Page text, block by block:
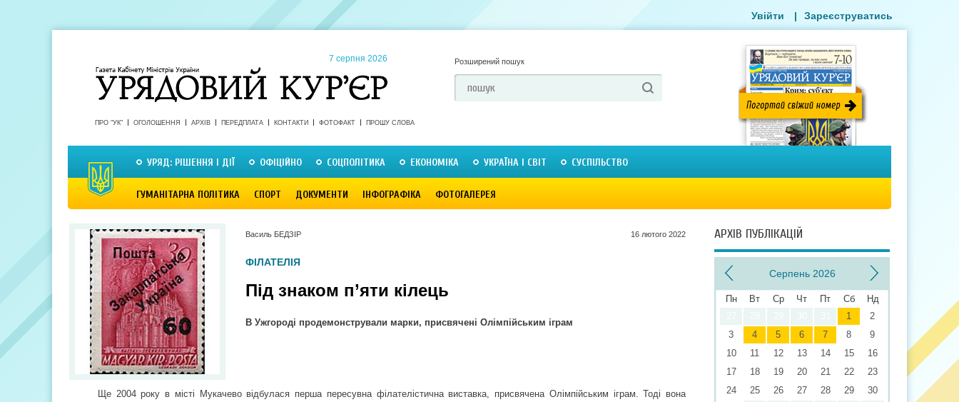
7 серпня 2026 Розширений пошук
ПРО "УК" ОГОЛОШЕННЯ АРХІВ ПЕРЕДПЛАТА КОНТАКТИ ФОТОФАКТ ПРОШУ СЛОВА
УРЯД: РІШЕННЯ І ДІЇ ОФІЦІЙНО СОЦПОЛІТИКА ЕКОНОМІКА УКРАЇНА І СВІТ СУСПІЛЬСТВО
ГУМАНІТАРНА ПОЛІТИКА СПОРТ ДОКУМЕНТИ ІНФОГРАФІКА ФОТОГАЛЕРЕЯ
Увійти | Зареєструватись
Василь БЕДЗІР 16 лютого 2022
ФІЛАТЕЛІЯ
Під знаком п’яти кілець
В Ужгороді продемонстрували марки, присвячені Олімпійським іграм
Ще 2004 року в місті Мукачево відбулася перша пересувна філателістична виставка, присвячена Олімпійським іграм. Тоді вона
АРХІВ ПУБЛІКАЦІЙ
Серпень 2026
Пн Вт Ср Чт Пт Сб
Нд
1
2
3
4 5 6 7 8
9
10
11 12 13 14 15
16
17
18 19 20 21 22
23
24
25 26 27 28 29
30